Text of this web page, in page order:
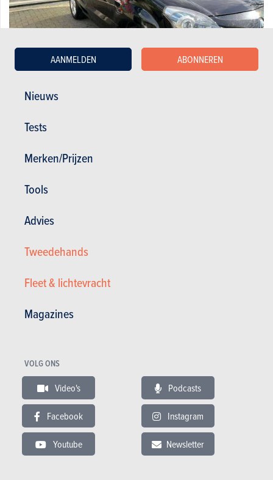
Nieuws
Tests
Merken/Prijzen
Tools
Advies
Tweedehands
Fleet & lichtevracht
Magazines
AANMELDEN ABONNEREN
VOLG ONS
Video's Podcasts
Facebook Instagram
Youtube Newsletter
2.850 €
149 pk
Renault , 1.3TCE, 2021, 33.848km\'s, Automaat + Garan ...
19.950 €
08/2021
158 pk
Garantie : 12 maand